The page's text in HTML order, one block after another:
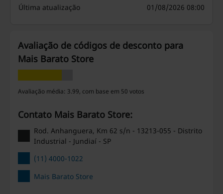
Última atualização
01/08/2026 08:00
Avaliação de códigos de desconto para
Mais Barato Store
Avaliação média: 3.99, com base em 50 votos
Contato Mais Barato Store:
Rod. Anhanguera, Km 62 s/n - 13213-055 - Distrito
Industrial - Jundiaí - SP
(11) 4000-1022
Mais Barato Store